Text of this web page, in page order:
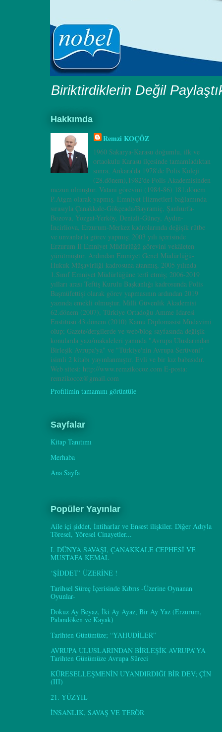
Biriktirdiklerin Değil
Hakkımda
Remzi KOÇÖZ
1960 Sakarya-Karasu doğumlu, ilk ve
ortaokulu Karasu ilçesinde tamamladıktan
sonra, Ankara’da 1978'de Polis Koleji
(28.dönem),1982'de Polis Akademisinden
mezun olmuştur. Vatani görevini (1984-86) 181.dönem
P.Atgm olarak yapmış. Emniyet Hizmetleri bağlamında
sırasıyla Çanakkale-Gökçeada/Bayramiç, Şanlıurfa-
Bozova, Yozgat-Yerköy, Denizli-Güney, Aydın-
İncirliova, Erzurum-Merkez kadrolarında değişik rütbe
ve unvanlarla görev yapmış; 2003 yılı içerisinde
Erzurum İl Emniyet Müdürlüğü görevini vekâleten
yürütmüştür. Ardından Emniyet Genel Müdürlüğü-
Hukuk Müşavirliği kadrosuna atanmış, 2005 yılında
1.Sınıf Emniyet Müdürlüğüne terfi etmiş; 2006-2019
yılları arası Teftiş Kurulu Başkanlığı kadrosunda Polis
Başmüfettişi olarak görev yapmasının ardından 2019
yazında emekli olmuştur. Milli Güvenlik Akademisi
62.dönem (2007), Türkiye Ortadoğu Amme İdaresi
Enstitüsü 43.dönem (2010) Kamu Diplomasisi Müdavimi
olup; Gazete/dergilerde ve web/blog sayfasında değişik
konularda yazı/makaleleri yanında "Avrupa Uluslarından
Birleşik Avrupa'ya" ve "Türkiye'nin Avrupa Serüveni"
isimli 2 kitabı yayınlanmıştır. Evli ve bir kız babasıdır.
Web sitesi: http://www.remzikocoz.com E-posta:
remzikocoz@gmail.com
Profilimin tamamını görüntüle
Sayfalar
Kitap Tanıtımı
Merhaba
Ana Sayfa
Popüler Yayınlar
Aile içi şiddet, İntiharlar ve Ensest ilişkiler. Diğer Adıyla
Töresel, Yöresel Cinayetler...
I. DÜNYA SAVAŞI, ÇANAKKALE CEPHESİ VE
MUSTAFA KEMAL
‘ŞİDDET’ ÜZERİNE !
Tarihsel Süreç İçerisinde Kıbrıs -Üzerine Oynanan
Oyunlar-
Dokuz Ay Beyaz, İki Ay Ayaz, Bir Ay Yaz (Erzurum,
Palandöken ve Kayak)
Tarihten Günümüze; “YAHUDİLER”
AVRUPA ULUSLARINDAN BİRLEŞİK AVRUPA’YA
Tarihten Günümüze Avrupa Süreci
KÜRESELLEŞMENİN UYANDIRDIĞI BİR DEV; ÇİN
(III)
21. YÜZYIL
İNSANLIK, SAVAŞ VE TERÖR